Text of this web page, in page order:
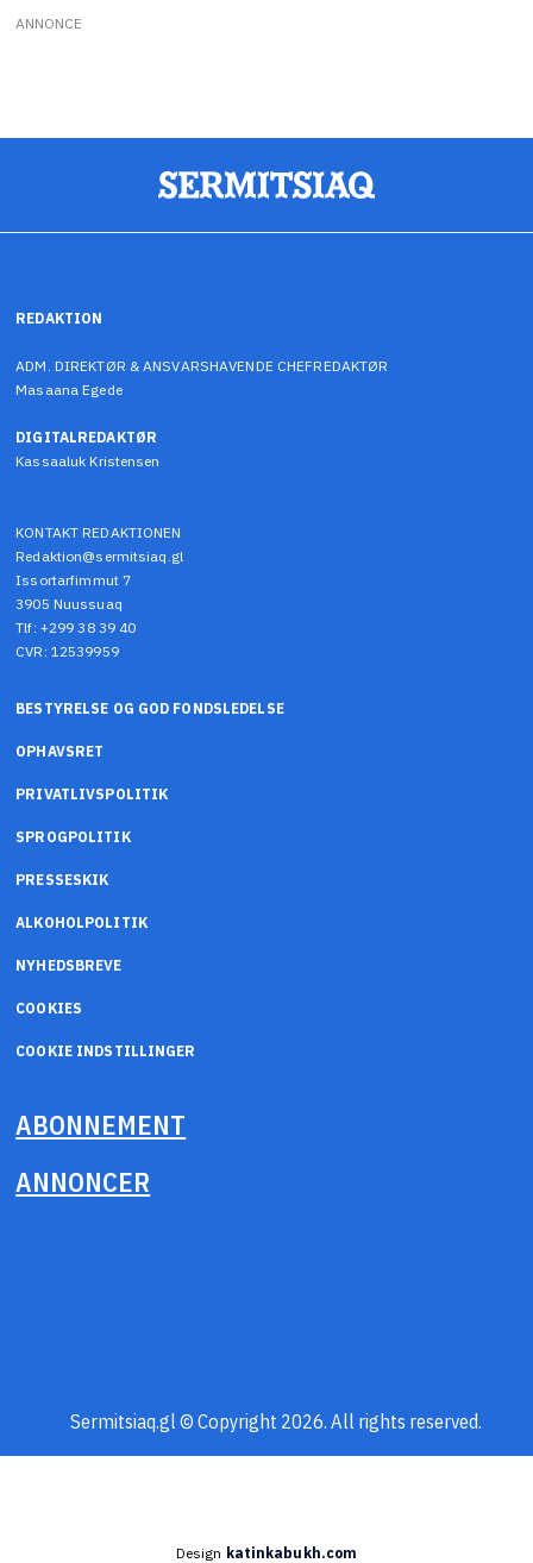
ANNONCE
REDAKTION
ADM. DIREKTØR & ANSVARSHAVENDE CHEFREDAKTØR
Masaana Egede
DIGITALREDAKTØR
Kassaaluk Kristensen
KONTAKT REDAKTIONEN
Redaktion@sermitsiaq.gl
Issortarfimmut 7
3905 Nuussuaq
Tlf: +299 38 39 40
CVR: 12539959
BESTYRELSE OG GOD FONDSLEDELSE
OPHAVSRET
PRIVATLIVSPOLITIK
SPROGPOLITIK
PRESSESKIK
ALKOHOLPOLITIK
NYHEDSBREVE
COOKIES
COOKIE INDSTILLINGER
ABONNEMENT
ANNONCER
Sermitsiaq.gl © Copyright 2026. All rights reserved.
Design katinkabukh.com